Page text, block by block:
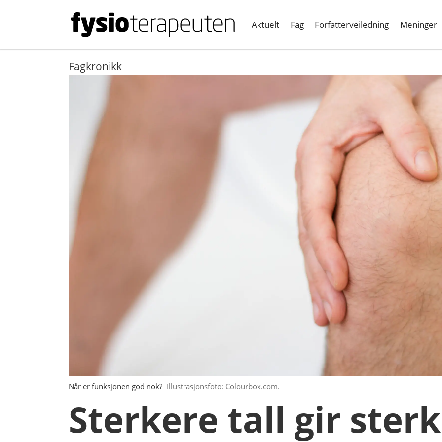
Aktuelt Fag Forfatterveiledning Meninger
Fagkronikk
Når er funksjonen god nok? Illustrasjonsfoto: Colourbox.com.
Sterkere tall gir